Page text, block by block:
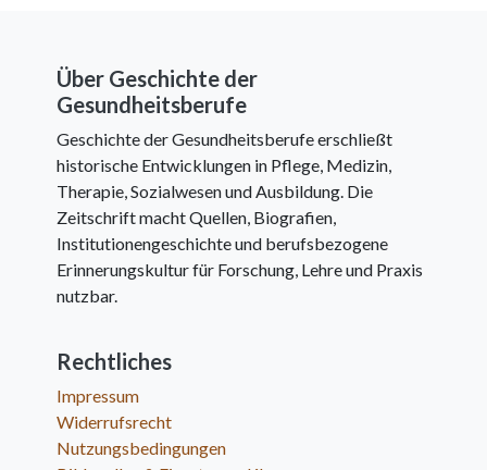
Über Geschichte der
Gesundheitsberufe
Geschichte der Gesundheitsberufe erschließt
historische Entwicklungen in Pflege, Medizin,
Therapie, Sozialwesen und Ausbildung. Die
Zeitschrift macht Quellen, Biografien,
Institutionengeschichte und berufsbezogene
Erinnerungskultur für Forschung, Lehre und Praxis
nutzbar.
Rechtliches
Impressum
Widerrufsrecht
Nutzungsbedingungen